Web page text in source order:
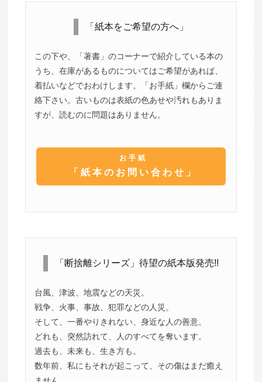
「紙本をご希望の方へ」
この下や、「著書」のコーナーで紹介している本の
うち、在庫があるものについてはご希望があれば、
着払いなどでおわけします。「お手紙」欄からご連
絡下さい。古いものは表紙の色あせや汚れもありま
すが、読むのに問題はありません。
お手紙
「紙本のお問い合わせ」
「断捨離シリーズ」待望の紙本版発売!!
台風、津波、地震などの天災。
戦争、火事、事故、犯罪などの人災。
そして、一番やりきれない、身近な人の善意。
どれも、突然訪れて、人のすべてを奪います。
過去も、未来も、生き方も。
数年前、私にもそれが起こって、その傷はまだ癒え